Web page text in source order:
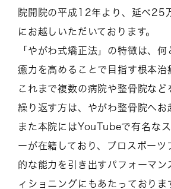
院開院の平成12年より、延べ25
にお越しいただいております。
「やがわ式矯正法」の特徴は、
癒力を高めることで目指す根本治
これまで複数の病院や整骨院など
繰り返す方は、やがわ整骨院へお
また本院にはYouTubeで有名な
ーが在籍しており、プロスポーツ
的な能力を引き出すパフォーマン
ィショニングにもあたっておりま